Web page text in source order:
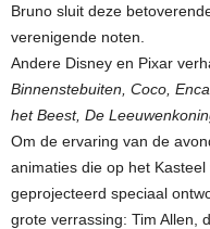
Bruno sluit deze
verenigende noten.
Andere Disney en Pixar
Binnenstebuiten, Coco,
het Beest, De
Om de ervaring van de
animaties die op het
geprojecteerd speciaal
grote verrassing: Tim Allen,